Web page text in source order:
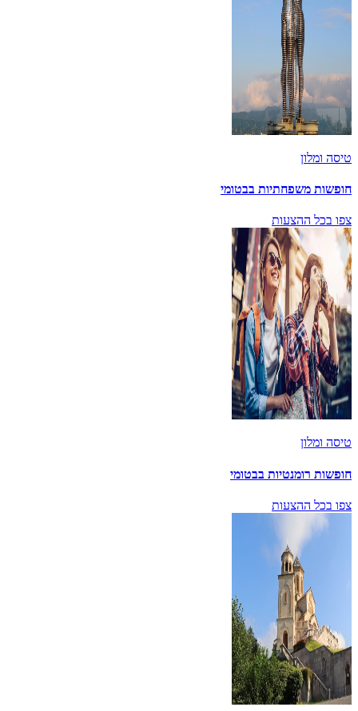
טיסה ומלון
חופשות משפחתיות בבטומי
צפו בכל ההצעות
טיסה ומלון
חופשות רומנטיות בבטומי
צפו בכל ההצעות